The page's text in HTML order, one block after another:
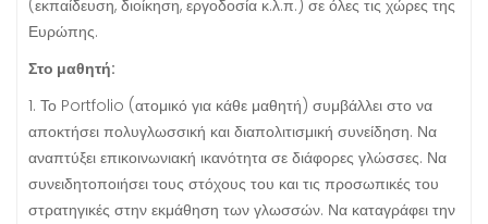
(εκπαίδευση, διοίκηση, εργοδοσία κ.λ.π.) σε όλες τις χώρες της
Ευρώπης.
Στο μαθητή:
1. Το Portfolio (ατομικό για κάθε μαθητή) συμβάλλει στο να
αποκτήσει πολυγλωσσική και διαπολιτισμική συνείδηση. Να
αναπτύξει επικοινωνιακή ικανότητα σε διάφορες γλώσσες. Να
συνειδητοποιήσει τους στόχους του και τις προσωπικές του
στρατηγικές στην εκμάθηση των γλωσσών. Να καταγράφει την